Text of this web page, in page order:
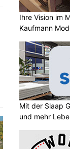
Ihre Vision im
Kaufmann
Mit der Slaap
und mehr